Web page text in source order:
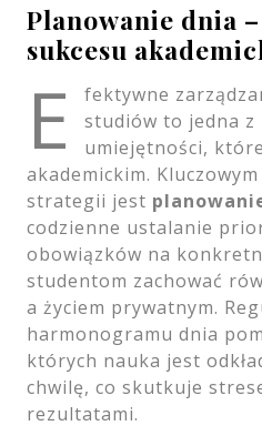
Planowanie dnia
sukcesu
E
fektywne
studiów to jedna z
umiejętności,
akademickim.
strategii jest
codzienne ustalanie
obowiązków na
studentom zachować
a życiem prywatnym.
harmonogramu dnia
których nauka jest
chwilę, co skutkuje
rezultatami.